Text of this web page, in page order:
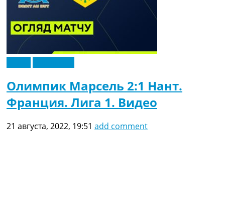
Олимпик Марсель 2:1 Нант.
Франция. Лига 1. Видео
21 августа, 2022, 19:51 add comment